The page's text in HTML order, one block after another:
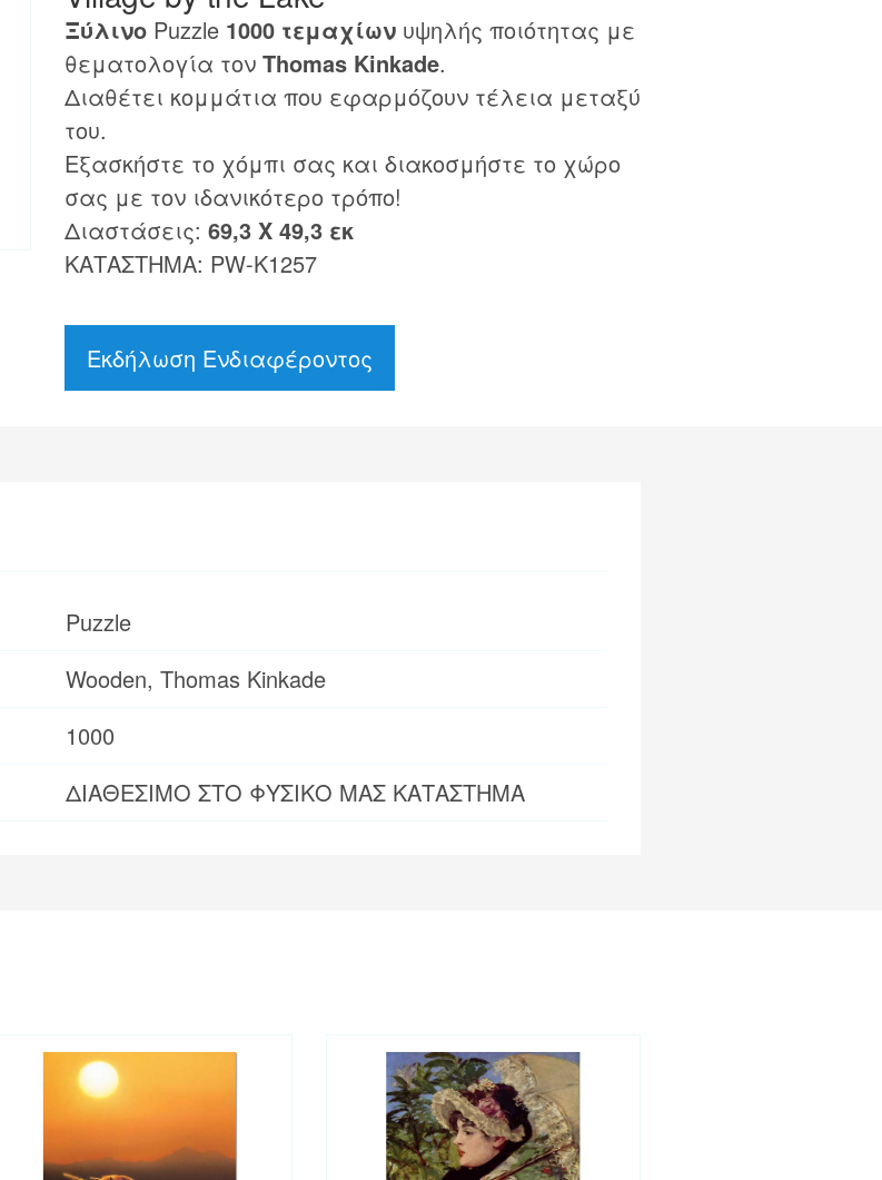
ΞύλινοPuzzle 1000 τεμαχίωνυψηλής ποιότητας με
θεματολογία τον Thomas Kinkade.
Διαθέτει κομμάτια που εφαρμόζουν τέλεια μεταξύ
του.
Εξασκήστε το χόμπι σας και διακοσμήστε το χώρο
σας με τον ιδανικότερο τρόπο!
Διαστάσεις: 69,3 Χ 49,3 εκ
ΚΑΤΑΣΤΗΜΑ: PW-K1257
Εκδήλωση Ενδιαφέροντος
Puzzle
Wooden, Thomas Kinkade
1000
ΔΙΑΘΕΣΙΜΟ ΣΤΟ ΦΥΣΙΚΟ ΜΑΣ ΚΑΤΑΣΤΗΜΑ